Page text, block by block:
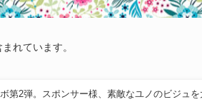
れています。
第2弾。スポンサー様、素敵なユノのビジュを